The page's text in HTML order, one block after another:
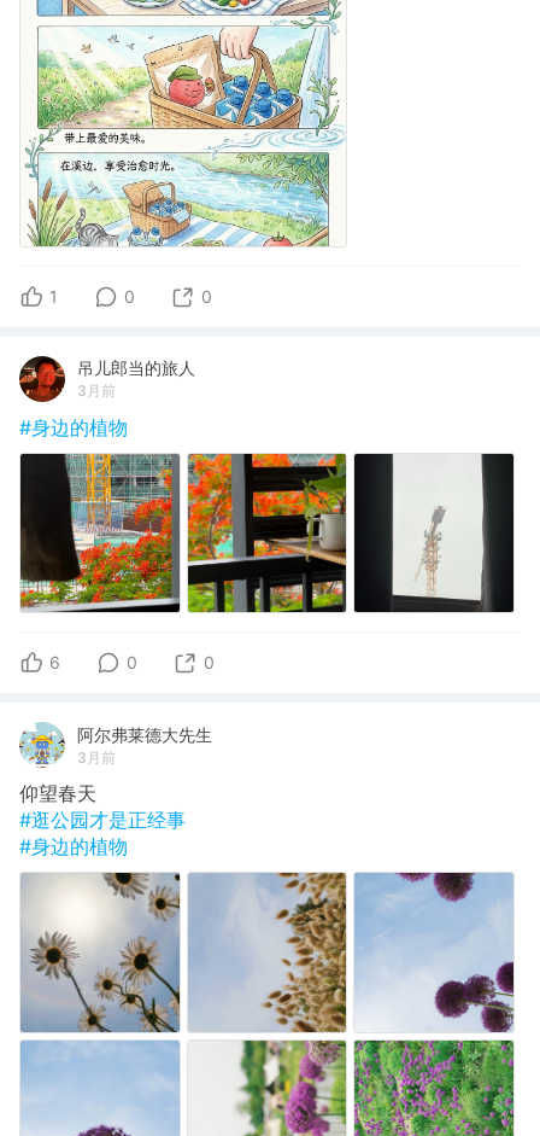
1 0 0
吊儿郎当的旅人
3月前
#身边的植物
6 0 0
阿尔弗莱德大先生
3月前
仰望春天
#逛公园才是正经事
#身边的植物